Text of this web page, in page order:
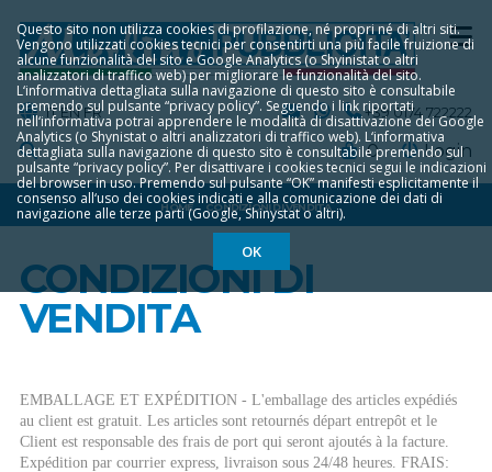
Questo sito non utilizza cookies di profilazione, né propri né di altri siti.
Vengono utilizzati cookies tecnici per consentirti una più facile fruizione di
alcune funzionalità del sito e Google Analytics (o Shyinistat o altri
analizzatori di traffico web) per migliorare le funzionalità del sito.
L‘informativa dettagliata sulla navigazione di questo sito è consultabile
premendo sul pulsante “privacy policy”. Seguendo i link riportati
nell‘informativa potrai apprendere le modalità di disattivazione dei Google
Analytics (o Shynistat o altri analizzatori di traffico web). L‘informativa
dettagliata sulla navigazione di questo sito è consultabile premendo sul
pulsante “privacy policy”. Per disattivare i cookies tecnici segui le indicazioni
del browser in uso. Premendo sul pulsante “OK” manifesti esplicitamente il
consenso all‘uso dei cookies indicati e alla comunicazione dei dati di
navigazione alle terze parti (Google, Shinystat o altri).
OK
IT EN FR +39 0174 722222
Login
0
HOME CONDIZIONI DI VENDITA
CONDIZIONI DI
VENDITA
EMBALLAGE ET EXPÉDITION - L'emballage des articles expédiés
au client est gratuit. Les articles sont retournés départ entrepôt et le
Client est responsable des frais de port qui seront ajoutés à la facture.
Expédition par courrier express, livraison sous 24/48 heures. FRAIS: